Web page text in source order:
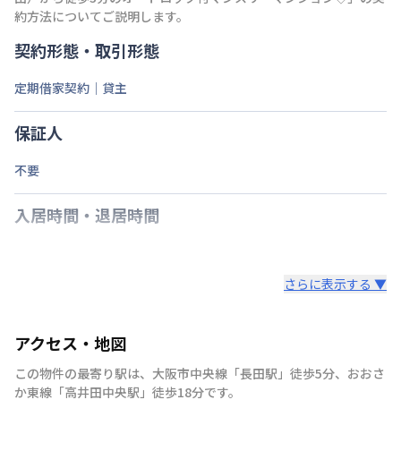
約方法についてご説明します。
契約形態・取引形態
定期借家契約｜貸主
保証人
不要
入居時間・退居時間
さらに表示する ▼
アクセス・地図
この物件の最寄り駅は、 大阪市中央線 「長田駅 」 徒歩5分、 おおさ
か東線 「高井田中央駅 」 徒歩18分です。